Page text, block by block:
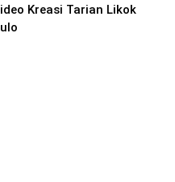
Kreasi Tarian Likok